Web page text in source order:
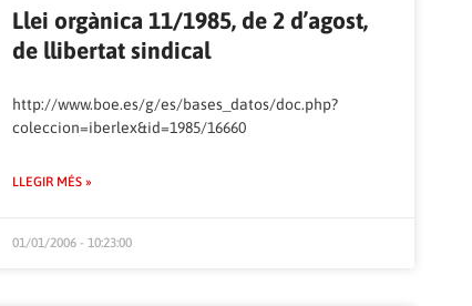
Llei orgànica 11/1985, de 2 d’agost,
de llibertat sindical
http://www.boe.es/g/es/bases_datos/doc.php?
coleccion=iberlex&id=1985/16660
LLEGIR MÉS »
01/01/2006 - 10:23:00